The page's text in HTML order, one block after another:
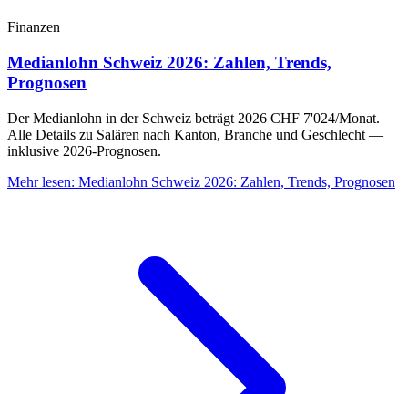
Finanzen
Medianlohn Schweiz 2026: Zahlen, Trends,
Prognosen
Der Medianlohn in der Schweiz beträgt 2026 CHF 7'024/Monat.
Alle Details zu Salären nach Kanton, Branche und Geschlecht —
inklusive 2026-Prognosen.
Mehr lesen: Medianlohn Schweiz 2026: Zahlen, Trends, Prognosen